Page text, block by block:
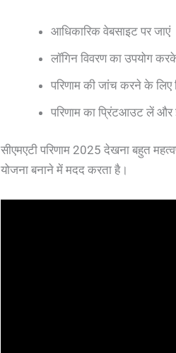
आधिकारिक वेबसाइट पर जाएं
लॉगिन विवरण का उपयोग
परिणाम की जांच करने के
परिणाम का प्रिंटआउट लें और
सीएमएटी परिणाम 2025 देखना बहुत
योजना बनाने में मदद करता है।